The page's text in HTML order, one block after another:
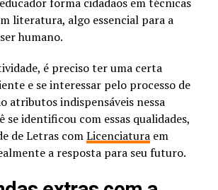
literatura, algo essencial para a
humano.
é preciso ter uma certa
e se interessar pelo processo de
atributos indispensáveis nessa
se identificou com essas qualidades,
de Letras comLicenciaturaem
a resposta para seu futuro.